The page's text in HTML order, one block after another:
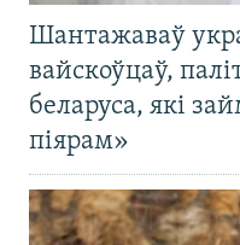
Шантажаваў
вайскоўцаў,
беларуса, які
піярам»